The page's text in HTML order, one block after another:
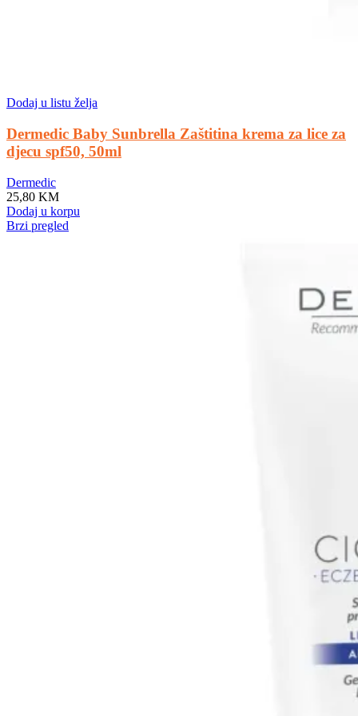
Dodaj u listu želja
Dermedic Baby Sunbrella Zaštitina krema za lice za
djecu spf50, 50ml
Dermedic
25,80 KM
Dodaj u korpu
Brzi pregled